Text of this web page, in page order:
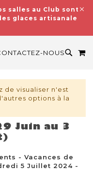
salles au Club sont
glaces artisanales
NOUS
de visualiser n'est
options à la
Juin au 3
- Vacances de
5 Juillet 2024 -